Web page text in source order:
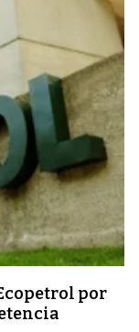
por